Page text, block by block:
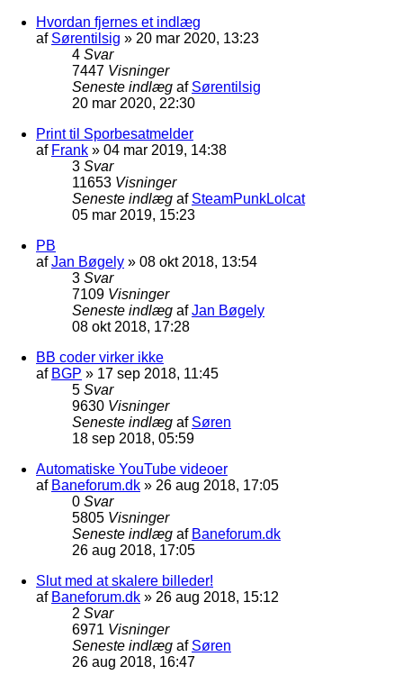
Hvordan fjernes et indlæg
af Sørentilsig » 20 mar 2020, 13:23
4 Svar
7447 Visninger
Seneste indlæg af Sørentilsig
20 mar 2020, 22:30
Print til Sporbesatmelder
af Frank » 04 mar 2019, 14:38
3 Svar
11653 Visninger
Seneste indlæg af SteamPunkLolcat
05 mar 2019, 15:23
PB
afJan Bøgely » 08 okt 2018, 13:54
3 Svar
7109 Visninger
Seneste indlæg afJan Bøgely
08 okt 2018, 17:28
BB coder virker ikke
af BGP » 17 sep 2018, 11:45
5 Svar
9630 Visninger
Seneste indlæg af Søren
18 sep 2018, 05:59
Automatiske YouTube videoer
af Baneforum.dk » 26 aug 2018, 17:05
0 Svar
5805 Visninger
Seneste indlæg af Baneforum.dk
26 aug 2018, 17:05
Slut med at skalere billeder!
af Baneforum.dk » 26 aug 2018, 15:12
2 Svar
6971 Visninger
Seneste indlæg af Søren
26 aug 2018, 16:47